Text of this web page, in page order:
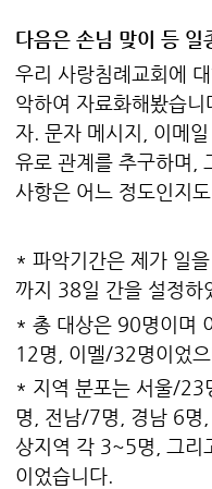
다음은 손님 맞이 등 일
우리 사랑침례교회에
악하여 자료화해봤습
자. 문자 메시지, 이메
유로 관계를 추구하며,
사항은 어느 정도인지
* 파악기간은 제가 일
까지 38일 간을 설정하
* 총 대상은 90명이며
12명, 이멜/32명이었으
* 지역 분포는 서울/
명, 전남/7명, 경남 6명,
상지역 각 3~5명, 그리
이었습니다.